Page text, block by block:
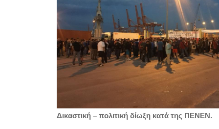
Δικαστική – πολιτική δίωξη κατά της ΠΕΝΕΝ.